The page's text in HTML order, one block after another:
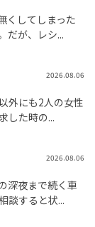
くしてしまった
だが、レシ...
2026.08.06
外にも2人の女性
した時の...
2026.08.06
深夜まで続く車
談すると状...